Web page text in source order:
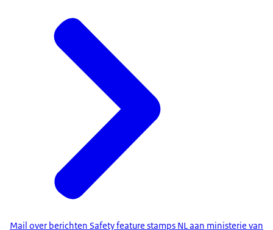
Mail over berichten Safety feature stamps NL aan ministerie van